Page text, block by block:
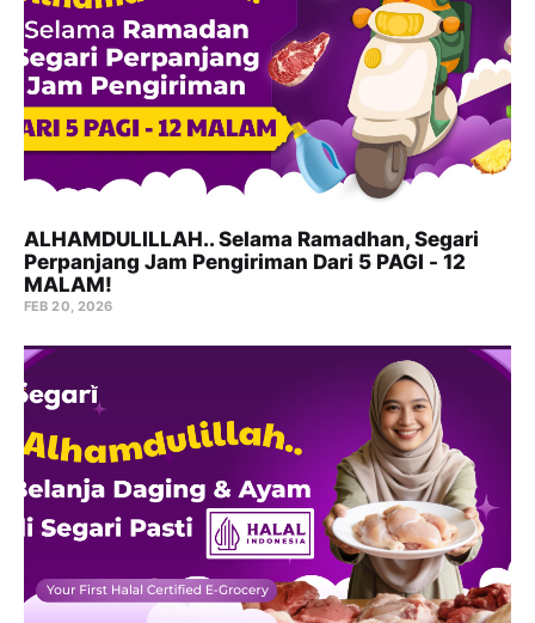
ALHAMDULILLAH.. Selama Ramadhan, Segari
Perpanjang Jam Pengiriman Dari 5 PAGI - 12
MALAM!
FEB 20, 2026